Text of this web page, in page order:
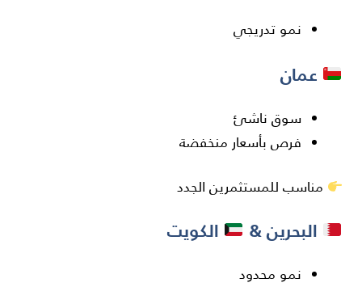
نمو تدريجي
عمان
سوق ناشئ
فرص بأسعار منخفضة
مناسب للمستثمرين الجدد
البحرين & الكويت
نمو محدود